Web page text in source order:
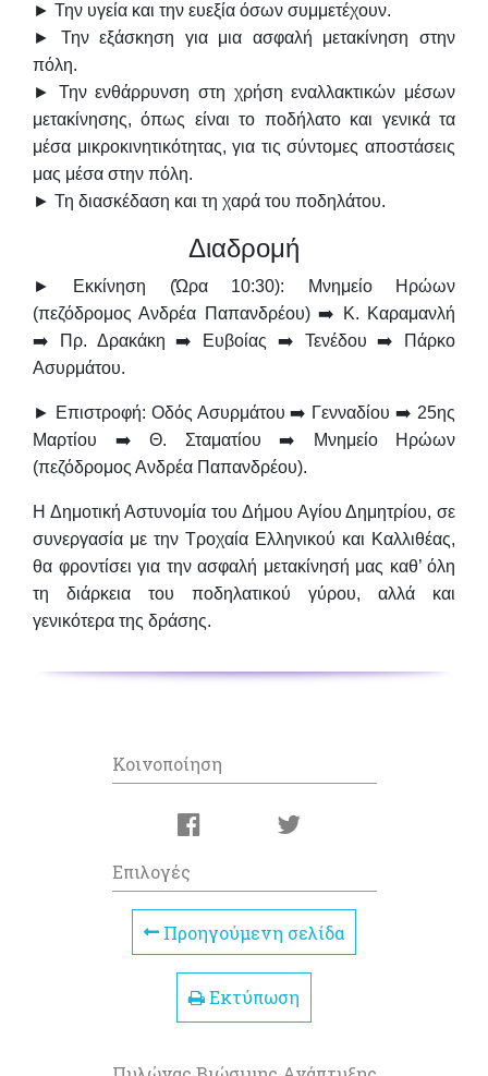
► Την υγεία και την ευεξία όσων συμμετέχουν.
► Την εξάσκηση για μια ασφαλή μετακίνηση στην
πόλη.
► Την ενθάρρυνση στη χρήση εναλλακτικών μέσων
μετακίνησης, όπως είναι το ποδήλατο και γενικά τα
μέσα μικροκινητικότητας, για τις σύντομες αποστάσεις
μας μέσα στην πόλη.
► Τη διασκέδαση και τη χαρά του ποδηλάτου.
Διαδρομή
► Εκκίνηση (Ώρα 10:30): Μνημείο Ηρώων
(πεζόδρομος Ανδρέα Παπανδρέου) ➡️ Κ. Καραμανλή
➡️ Πρ. Δρακάκη ➡️ Ευβοίας ➡️ Τενέδου ➡️ Πάρκο
Ασυρμάτου.
► Επιστροφή: Οδός Ασυρμάτου ➡️ Γενναδίου ➡️ 25ης
Μαρτίου ➡️ Θ. Σταματίου ➡️ Μνημείο Ηρώων
(πεζόδρομος Ανδρέα Παπανδρέου).
Η Δημοτική Αστυνομία του Δήμου Αγίου Δημητρίου, σε
συνεργασία με την Τροχαία Ελληνικού και Καλλιθέας,
θα φροντίσει για την ασφαλή μετακίνησή μας καθ’ όλη
τη διάρκεια του ποδηλατικού γύρου, αλλά και
γενικότερα της δράσης.
Κοινοποίηση
Επιλογές
Προηγούμενη σελίδα
Εκτύπωση